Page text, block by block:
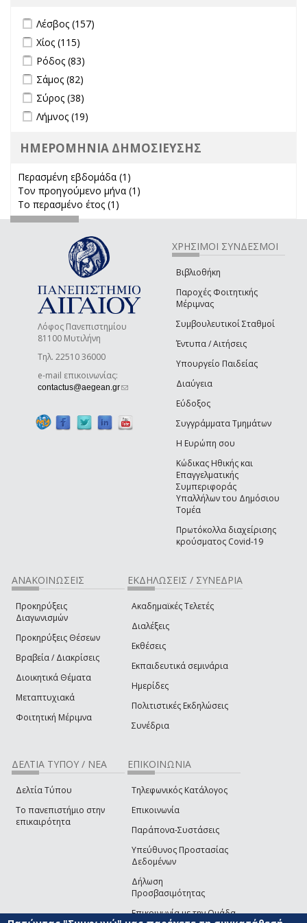
Apply Λέσβος filter
Λέσβος (157)
Apply Χίος filter
Χίος (115)
Apply Ρόδος filter
Ρόδος (83)
Apply Σάμος filter
Σάμος (82)
Apply Σύρος filter
Σύρος (38)
Apply Λήμνος filter
Λήμνος (19)
ΗΜΕΡΟΜΗΝΙΑ ΔΗΜΟΣΙΕΥΣΗΣ
Περασμένη εβδομάδα (1)
Τον προηγούμενο μήνα (1)
Το περασμένο έτος (1)
Λόφος Πανεπιστημίου
81100 Μυτιλήνη
Τηλ. 22510 36000
e-mail επικοινωνίας:
contactus@aegean.gr(link sends e-mail)
ΧΡΗΣΙΜΟΙ ΣΥΝΔΕΣΜΟΙ
Βιβλιοθήκη
Παροχές Φοιτητικής
Μέριμνας
Συμβουλευτικοί Σταθμοί
Έντυπα / Αιτήσεις
Υπουργείο Παιδείας
Διαύγεια
Εύδοξος
Συγγράμματα Τμημάτων
Η Ευρώπη σου
Κώδικας Ηθικής και
Επαγγελματικής
Συμπεριφοράς
Υπαλλήλων του Δημόσιου
Τομέα
Πρωτόκολλα διαχείρισης
κρούσματος Covid-19
ΑΝΑΚΟΙΝΩΣΕΙΣ
Προκηρύξεις
Διαγωνισμών
Προκηρύξεις Θέσεων
Βραβεία / Διακρίσεις
Διοικητικά Θέματα
Μεταπτυχιακά
Φοιτητική Μέριμνα
ΕΚΔΗΛΩΣΕΙΣ / ΣΥΝΕΔΡΙΑ
Ακαδημαϊκές Τελετές
Διαλέξεις
Εκθέσεις
Εκπαιδευτικά σεμινάρια
Ημερίδες
Πολιτιστικές Εκδηλώσεις
Συνέδρια
ΔΕΛΤΙΑ ΤΥΠΟΥ / ΝΕΑ
Δελτία Τύπου
Το πανεπιστήμιο στην
επικαιρότητα
ΕΠΙΚΟΙΝΩΝΙΑ
Τηλεφωνικός Κατάλογος
Επικοινωνία
Παράπονα-Συστάσεις
Υπεύθυνος Προστασίας
Δεδομένων
Δήλωση
Προσβασιμότητας
Επικοινωνία με την Ομάδα